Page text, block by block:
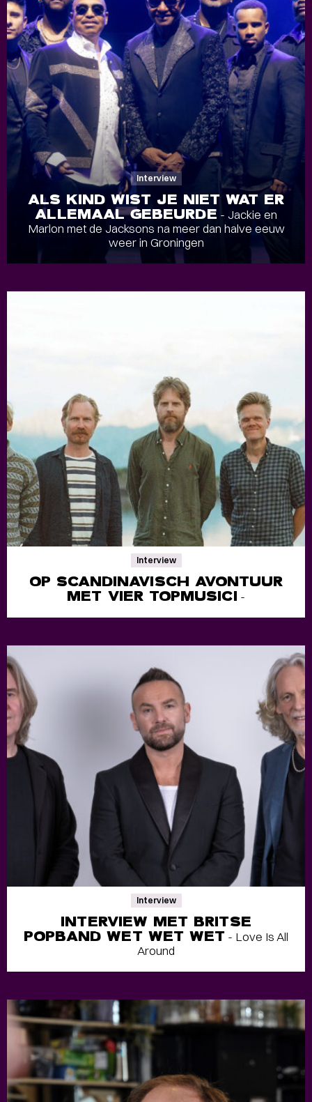
Interview
ALS KIND WIST JE NIET WAT ER
ALLEMAAL GEBEURDE - Jackie en
Marlon met de Jacksons na meer dan halve eeuw
weer in Groningen
Interview
OP SCANDINAVISCH AVONTUUR
MET VIER TOPMUSICI -
Interview
INTERVIEW MET BRITSE
POPBAND WET WET WET - Love Is All
Around